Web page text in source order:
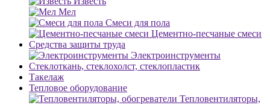
Мел
Смеси для пола
Цементно-песчаные смеси
Средства защиты труда
Электроинструменты
Стеклоткань, стеклохолст, стеклопластик
Такелаж
Тепловое оборудование
Тепловентиляторы,